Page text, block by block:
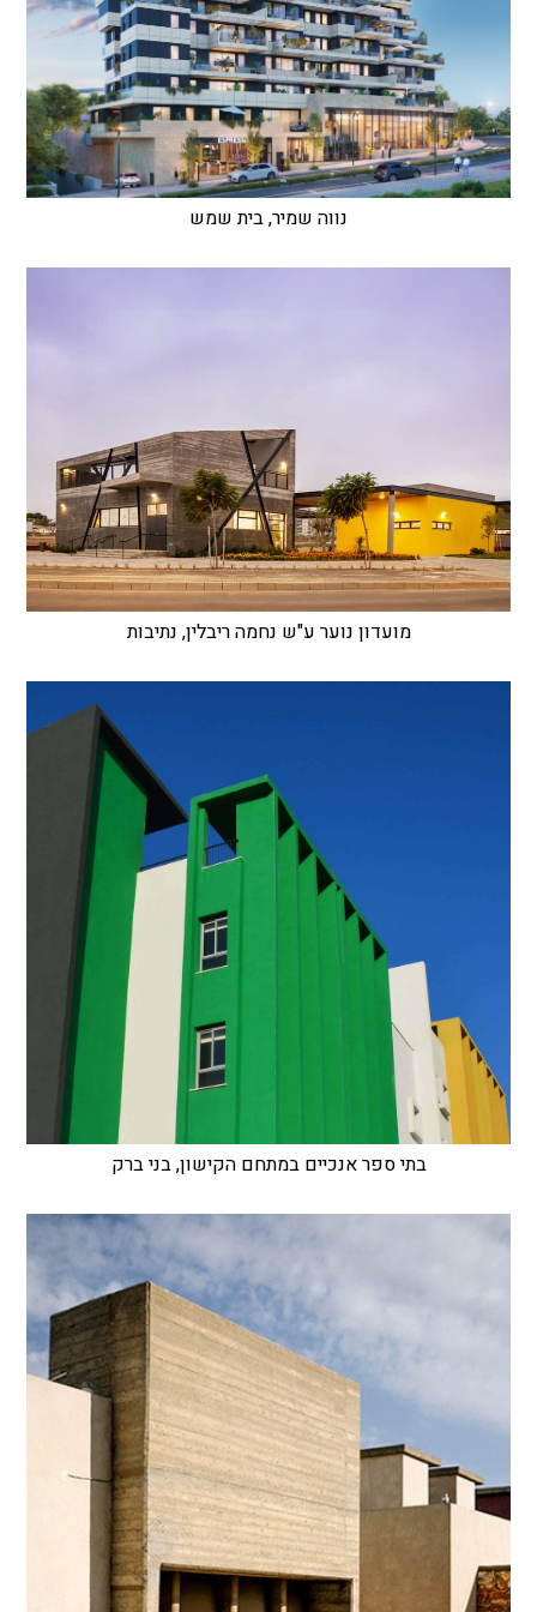
נווה שמיר, בית שמש
מועדון נוער ע"ש נחמה ריבלין, נתיבות
בתי ספר אנכיים במתחם הקישון, בני ברק